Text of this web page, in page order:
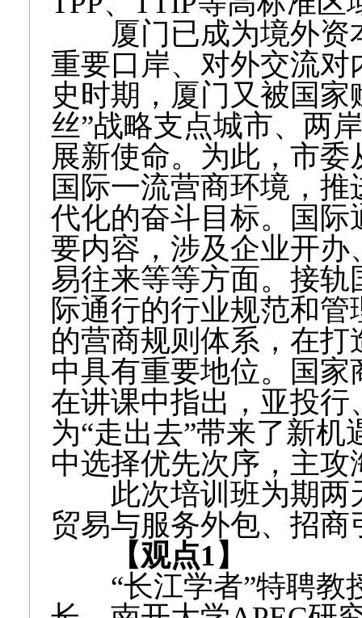
厦门已成为境外资
重要口岸、对外交流
史时期，厦门又被国
丝”战略支点城市、两
展新使命。为此，市
国际一流营商环境，
代化的奋斗目标。国
要内容，涉及企业开
易往来等等方面。接
际通行的行业规范和
的营商规则体系，在
中具有重要地位。国
在讲课中指出，亚投
为“走出去”带来了新机
中选择优先次序，主攻
此次培训班为期两
贸易与服务外包、招
【观点1】
“长江学者”特聘